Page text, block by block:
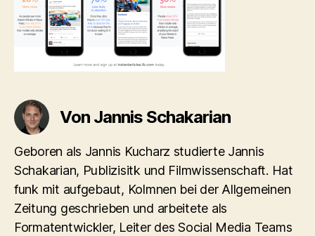
Von Jannis Schakarian
Geboren als Jannis Kucharz studierte Jannis
Schakarian, Publizisitk und Filmwissenschaft. Hat
funk mit aufgebaut, Kolmnen bei der Allgemeinen
Zeitung geschrieben und arbeitete als
Formatentwickler, Leiter des Social Media Teams